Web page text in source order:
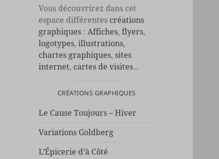
Vous découvrirez dans cet
espace différentes créations
graphiques :Affiches,flyers,
logotypes,illustrations,
chartes graphiques,sites
internet, cartes de visites...
CRÉATIONS GRAPHIQUES
Le Cause Toujours – Hiver
Variations Goldberg
L’Épicerie d’à Côté